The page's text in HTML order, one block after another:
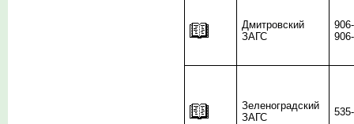
Дмитровский
ЗАГС
Зеленоградский
ЗАГС